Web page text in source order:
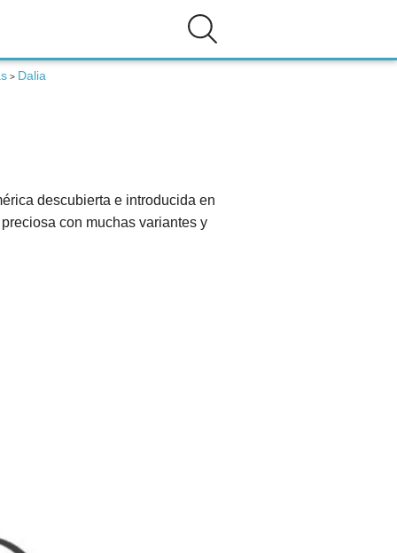
> Dalia
descubierta e introducida en
con muchas variantes y